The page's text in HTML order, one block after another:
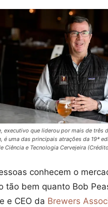
executivo que liderou por mais de três
é uma das principais atrações da 19ª
Ciência e Tecnologia Cervejeira
conhecem o
tão bem quanto Bob
e CEO da Brewers